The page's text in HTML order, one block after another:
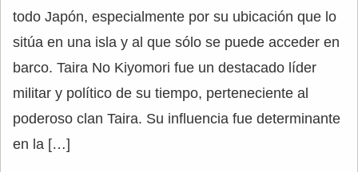
todo Japón, especialmente por su ubicación que lo
sitúa en una isla y al que sólo se puede acceder en
barco. Taira No Kiyomori fue un destacado líder
militar y político de su tiempo, perteneciente al
poderoso clan Taira. Su influencia fue determinante
en la […]